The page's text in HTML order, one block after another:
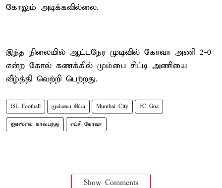
கோலும் அடிக்கவில்லை.
இந்த நிலையில் ஆட்டநேர முடிவில் கோவா அணி 2-0
என்ற கோல் கணக்கில் மும்பை சிட்டி அணியை
வீழ்த்தி வெற்றி பெற்றது.
ISL Football மும்பை சிட்டி Mumbai City FC Goa
ஐஎஸ்எல் கால்பந்து எப்சி கோவா
Show Comments